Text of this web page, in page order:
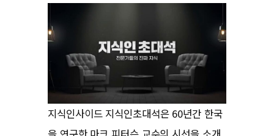
지식인사이드 지식인초대석은 60년간 한국